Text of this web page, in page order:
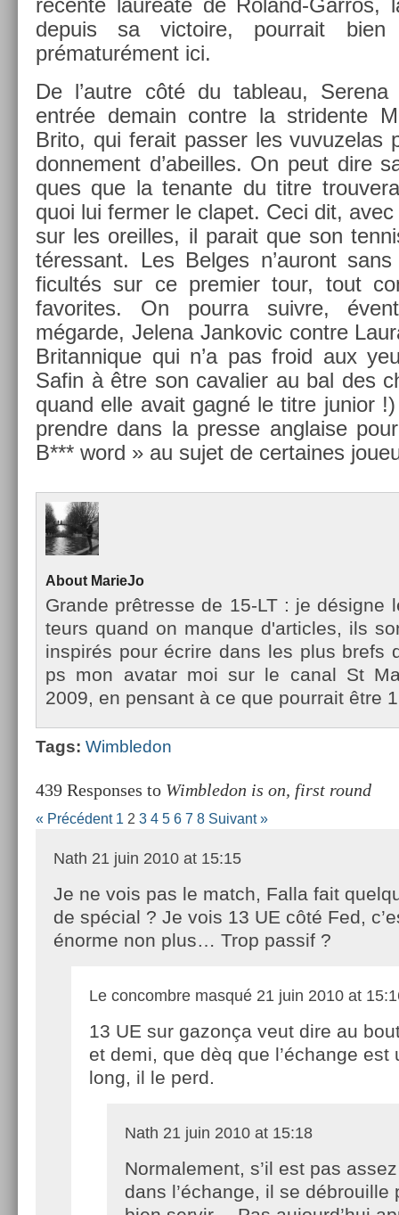
récente lauréate de Roland-Garros,
de­puis sa vic­toire, pour­rait
prématurément ici.
De l’autre côté du tab­leau,
entrée de­main con­tre la striden­te
Brito, qui ferait pass­er les vuvuzelas
donne­ment d’abeil­les. On peut dire
ques que la tenan­te du titre
quoi lui ferm­er le clapet. Ceci dit,
sur les oreil­les, il para­it que son
téres­sant. Les Be­lges n’auront
ficultés sur ce pre­mi­er tour, tout
favorites. On pour­ra suiv­re,
mégarde, Jelena Jan­kovic con­tre
Britan­nique qui n’a pas froid aux
Safin à être son cavali­er au bal des
quand elle avait gagné le titre junior
prendre dans la pre­sse an­gla­ise
B*** word » au sujet de cer­taines
About MarieJo
Gran­de prêtres­se de 15-LT : je désigne
teurs quand on man­que d'ar­ticles, ils
in­spirés pour écrire dans les plus brefs
ps mon avatar moi sur le canal St
2009, en pen­sant à ce que pour­rait être
Tags: Wimbledon
439 Responses to Wimbledon is on, first round
« Précédent 1 2 3 4 5 6 7 8 Suivant »
Nath 21 juin 2010 at 15:15
Je ne vois pas le match, Falla fait
de spécial ? Je vois 13 UE côté Fed,
énorme non plus… Trop passif ?
Le concombre masqué 21 juin 2010 at
13 UE sur gazonça veut dire au
et demi, que dèq que l’échange est
long, il le perd.
Nath 21 juin 2010 at 15:18
Normalement, s’il est pas
dans l’échange, il se débrouille